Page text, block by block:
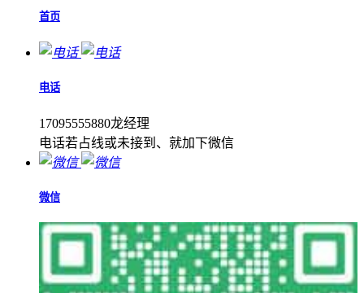
首页
电话
17095555880龙经理
电话若占线或未接到、就加下微信
微信